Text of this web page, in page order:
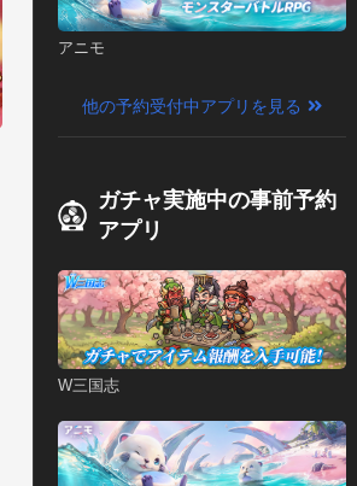
アニモ
他の予約受付中アプリを見る
ガチャ実施中の事前予約
アプリ
W三国志